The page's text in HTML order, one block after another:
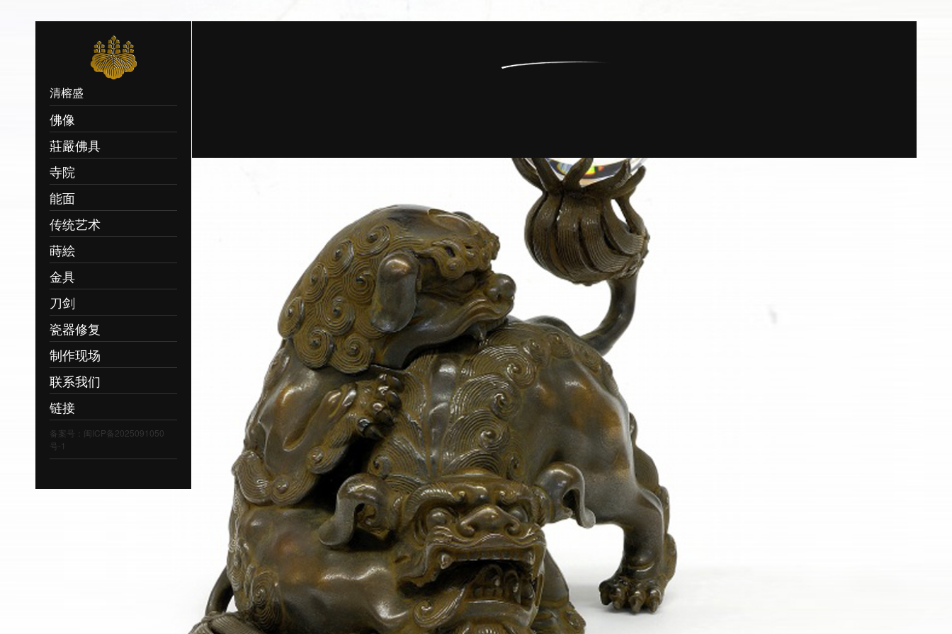
清榕盛
佛像
莊嚴佛具
寺院
能面
传统艺术
蒔絵
金具
刀剑
瓷器修复
制作现场
联系我们
链接
备案号：闽ICP备2025091050
号-1